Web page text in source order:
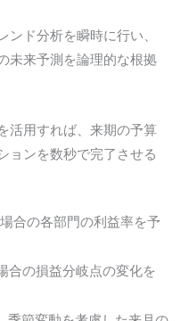
ド分析を瞬時に行い、
未来予測を論理的な根拠
活用すれば、来期の予算
ョンを数秒で完了させる
合の各部門の利益率を予
合の損益分岐点の変化を